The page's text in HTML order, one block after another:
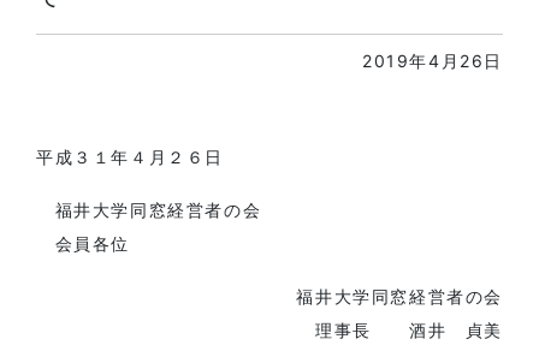
2019年4月26日
平成３１年４月２６日
福井大学同窓経営者の会
会員各位
福井大学同窓経営者の会
理事長 酒井 貞美